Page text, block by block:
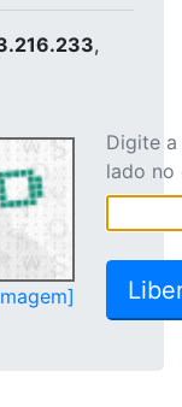
,
Digite
lado no